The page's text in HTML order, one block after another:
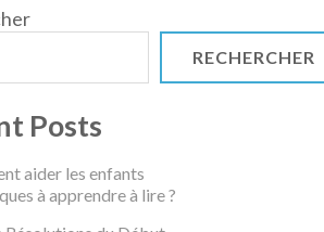
RECHERCHER
Posts
aider les enfants
à apprendre à lire ?